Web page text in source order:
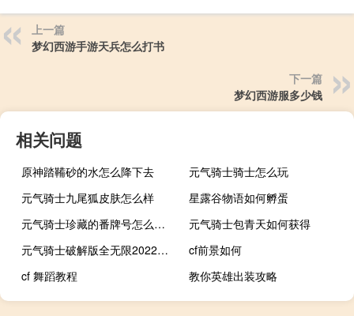
上一篇
梦幻西游手游天兵怎么打书
下一篇
梦幻西游服多少钱
相关问题
原神踏鞴砂的水怎么降下去
元气骑士骑士怎么玩
元气骑士九尾狐皮肤怎么样
星露谷物语如何孵蛋
元气骑士珍藏的番牌号怎么合成
元气骑士包青天如何获得
元气骑士破解版全无限2022最新版4.0.1
cf前景如何
cf 舞蹈教程
教你英雄出装攻略